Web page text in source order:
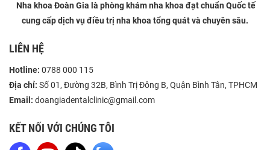
Nha khoa Đoàn Gia là phòng khám nha khoa đạt chuẩn Quốc tế
cung cấp dịch vụ điều trị nha khoa tổng quát và chuyên sâu.
LIÊN HỆ
Hotline: 0788 000 115
Địa chỉ: Số 01, Đường 32B, Bình Trị Đông B, Quận Bình Tân, TPHCM
Email: doangiadentalclinic@gmail.com
KẾT NỐI VỚI CHÚNG TÔI